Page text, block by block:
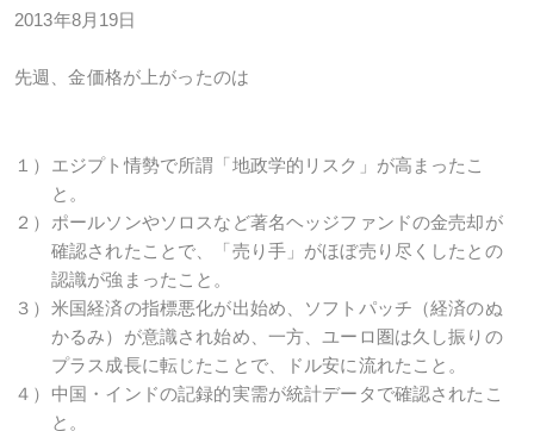
2013年8月19日
先週、金価格が上がったのは
１） エジプト情勢で所謂「地政学的リスク」が高まったこ
と。
２） ポールソンやソロスなど著名ヘッジファンドの金売却が
確認されたことで、「売り手」がほぼ売り尽くしたとの
認識が強まったこと。
３） 米国経済の指標悪化が出始め、ソフトパッチ（経済のぬ
かるみ）が意識され始め、一方、ユーロ圏は久し振りの
プラス成長に転じたことで、ドル安に流れたこと。
４） 中国・インドの記録的実需が統計データで確認されたこ
と。